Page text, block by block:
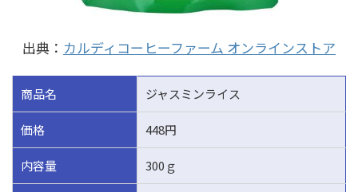
出典： カルディコーヒーファーム オンラインストア
商品名 ジャスミンライス
価格 448円
内容量 300ｇ